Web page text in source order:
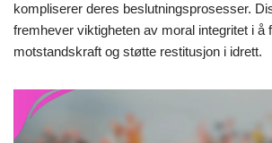
kompliserer deres beslutningsprosesser.
fremhever viktigheten av moral integritet i å
motstandskraft og støtte restitusjon i idrett.